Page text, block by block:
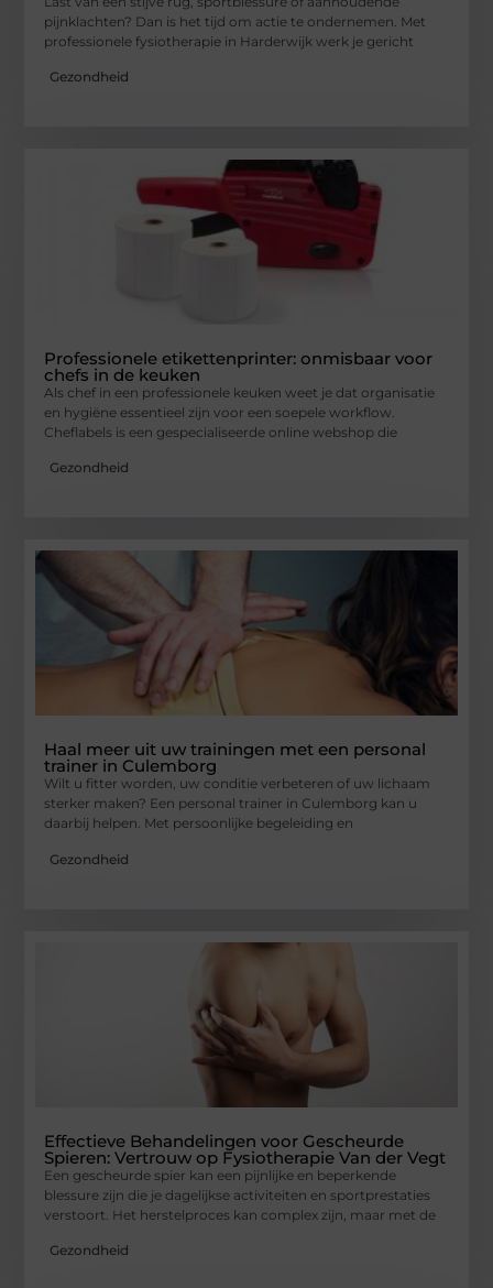
pijnklachten? Dan is het tijd om actie te ondernemen. Met
professionele fysiotherapie in Harderwijk werk je gericht
Gezondheid
Professionele etikettenprinter: onmisbaar voor
chefs in de keuken
Als chef in een professionele keuken weet je dat organisatie
en hygiëne essentieel zijn voor een soepele workflow.
Cheflabels is een gespecialiseerde online webshop die
Gezondheid
Haal meer uit uw trainingen met een personal
trainer in Culemborg
Wilt u fitter worden, uw conditie verbeteren of uw lichaam
sterker maken? Een personal trainer in Culemborg kan u
daarbij helpen. Met persoonlijke begeleiding en
Gezondheid
Effectieve Behandelingen voor Gescheurde
Spieren: Vertrouw op Fysiotherapie Van der Vegt
Een gescheurde spier kan een pijnlijke en beperkende
blessure zijn die je dagelijkse activiteiten en sportprestaties
verstoort. Het herstelproces kan complex zijn, maar met de
Gezondheid